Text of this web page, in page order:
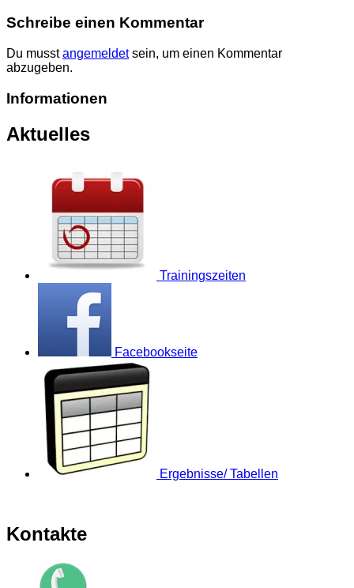
Schreibe einen Kommentar
Du musstangemeldetsein, um einen Kommentar
abzugeben.
Informationen
Aktuelles
Trainingszeiten
Facebookseite
Ergebnisse/ Tabellen
Kontakte